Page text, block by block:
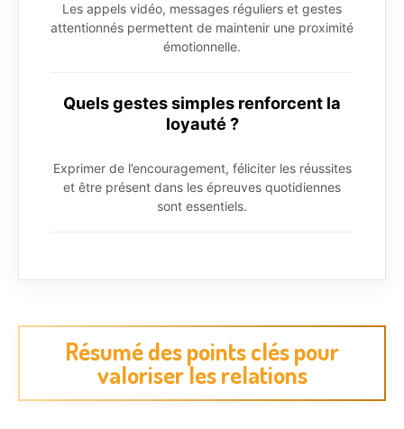
Les appels vidéo, messages réguliers et gestes
attentionnés permettent de maintenir une proximité
émotionnelle.
Quels gestes simples renforcent la
loyauté ?
Exprimer de l’encouragement, féliciter les réussites
et être présent dans les épreuves quotidiennes
sont essentiels.
Résumé des points clés pour
valoriser les relations